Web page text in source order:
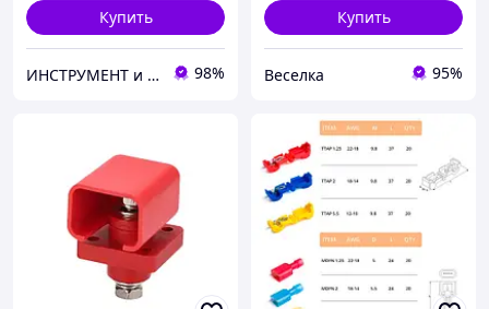
Купить
ИНСТРУМЕНТ и МЕТИЗЫ 98%
Купить
Веселка 95%